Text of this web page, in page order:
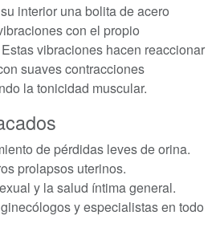
interior una bolita de acero
con el propio
vibraciones hacen reaccionar
suaves contracciones
la tonicidad muscular.
de pérdidas leves de orina.
prolapsos uterinos.
y la salud íntima general.
y especialistas en todo